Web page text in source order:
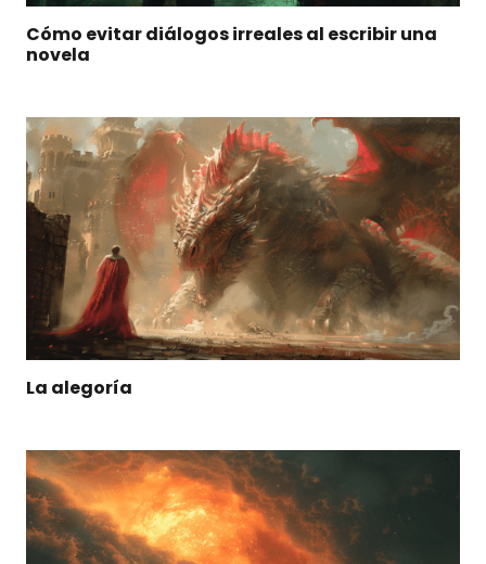
Cómo evitar diálogos irreales al escribir una
novela
La alegoría